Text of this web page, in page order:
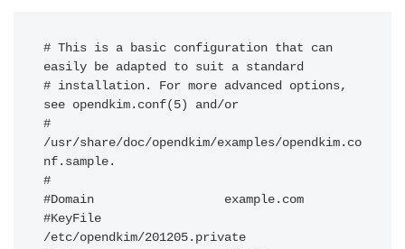
# This is a basic configuration that can
easily be adapted to suit a standard
# installation. For more advanced options,
see opendkim.conf(5) and/or
#
/usr/share/doc/opendkim/examples/opendkim.co
nf.sample.
#
#Domain                  example.com
#KeyFile
/etc/opendkim/201205.private